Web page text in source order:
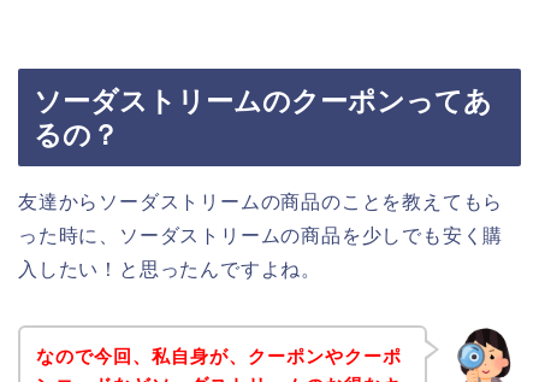
ソーダストリームのクーポンってあ
るの？
友達からソーダストリームの商品のことを教えてもら
った時に、ソーダストリームの商品を少しでも安く購
入したい！と思ったんですよね。
なので今回、私自身が、クーポンやクーポ